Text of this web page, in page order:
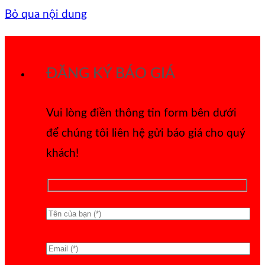
Bỏ qua nội dung
ĐĂNG KÝ BÁO GIÁ
Vui lòng điền thông tin form bên dưới
để chúng tôi liên hệ gửi báo giá cho quý
khách!